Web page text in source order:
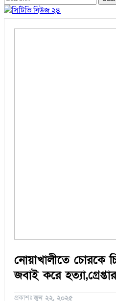
নোয়াখালীতে চোরকে
জবাই করে
প্রকাশঃজুন ২২, ২০২৫